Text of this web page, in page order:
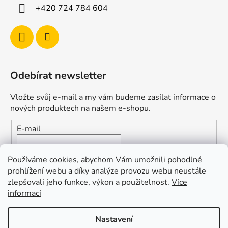
Používáme cookies, abychom Vám umožnili pohodlné
prohlížení webu a díky analýze provozu webu neustále
zlepšovali jeho funkce, výkon a použitelnost. Více
informací
Nastavení
+420 724 784 604
Odebírat newsletter
Vložte svůj e-mail a my vám budeme zasílat informace o
nových produktech na našem e-shopu.
E-mail
Vložením e-mailu souhlasíte s
podmínkami ochrany
osobních údajů
PŘIHLÁSIT SE